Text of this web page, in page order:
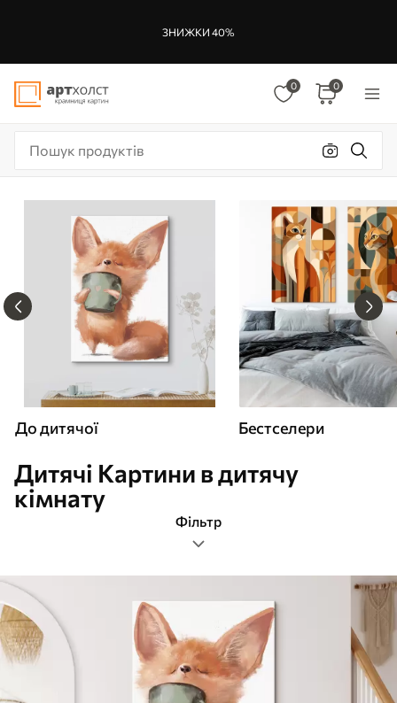
ЗНИЖКИ 40%
0 0
До дитячої Бестселери
Дитячі Картини в дитячу
кімнату
Фільтр
дитячі
Формат зображення
Картини До дитячої
Найпопулярніші